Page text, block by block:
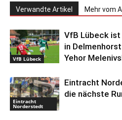
Verwandte Artikel Mehr vom
VfB Lübeck
VfB Lübeck
in
Yehor
Eintracht
Norderstedt
Eintracht
die nächste